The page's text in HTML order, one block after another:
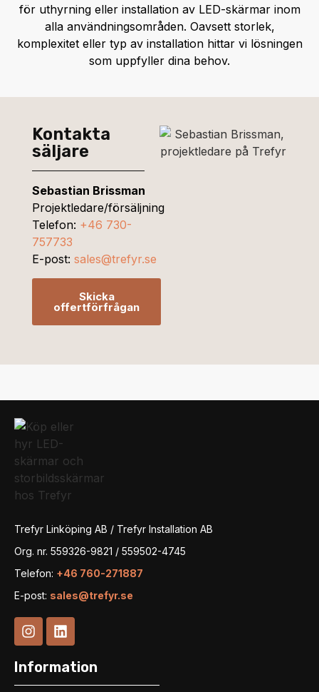
för uthyrning eller installation av LED-skärmar inom
alla användningsområden. Oavsett storlek,
komplexitet eller typ av installation hittar vi lösningen
som uppfyller dina behov.
Kontakta
säljare
Sebastian Brissman
Projektledare/försäljning
Telefon: +46 730-
757733
E-post: sales@trefyr.se
Skicka
offertförfrågan
Trefyr Linköping AB / Trefyr Installation AB
Org. nr. 559326-9821 / 559502-4745
Telefon: +46 760-271887
E-post: sales@trefyr.se
Information